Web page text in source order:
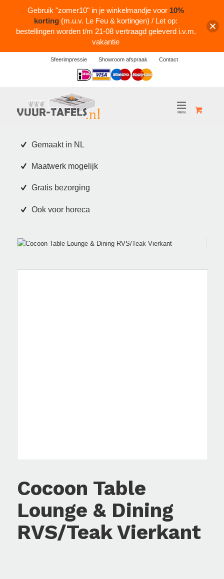
Sfeerimpressie Showroom afspraak Contact
Logos
Gemaakt in NL
Maatwerk mogelijk
Gratis bezorging
Ook voor horeca
Cocoon Table
Lounge & Dining
RVS/Teak Vierkant
Gebruik "zomer10" in je winkelmandje voor 10%
korting (m.u.v. Le Feu & kortingen) / Let op:
bestellingen worden t/m 21-08 vertraagd geleverd i.v.m.
vakantie